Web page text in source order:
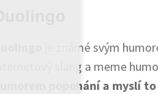
je známé svým
internetový slang a meme
humorem popohání a myslí